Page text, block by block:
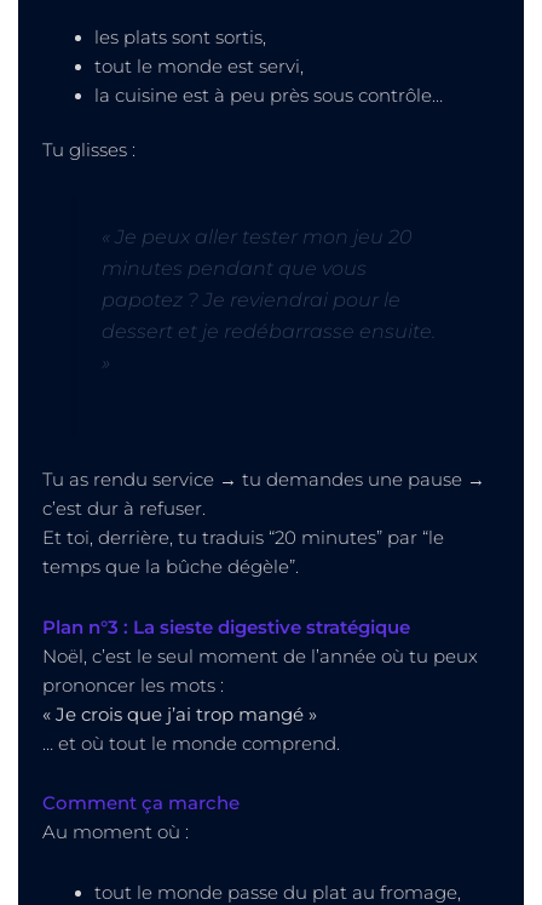
les plats sont sortis,
tout le monde est servi,
la cuisine est à peu près sous contrôle…
Tu glisses :
« Je peux aller tester mon jeu 20
minutes pendant que vous
papotez ? Je reviendrai pour le
dessert et je redébarrasse ensuite.
»
Tu as rendu service → tu demandes une pause →
c’est dur à refuser.
Et toi, derrière, tu traduis “20 minutes” par “le
temps que la bûche dégèle”.
Plan n°3 : La sieste digestive stratégique
Noël, c’est le seul moment de l’année où tu peux
prononcer les mots :
« Je crois que j’ai trop mangé »
… et où tout le monde comprend.
Comment ça marche
Au moment où :
tout le monde passe du plat au fromage,